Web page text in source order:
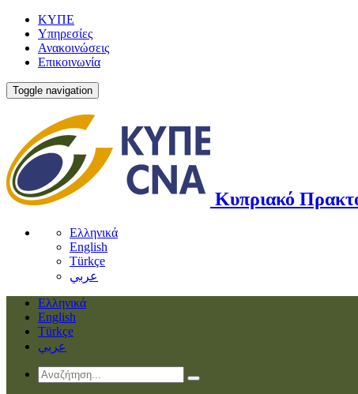
ΚΥΠΕ
Υπηρεσίες
Ανακοινώσεις
Επικοινωνία
Toggle navigation
Κυπριακό
Ελληνικά
English
Türkçe
عربي
Ελληνικά
English
Türkçe
عربي